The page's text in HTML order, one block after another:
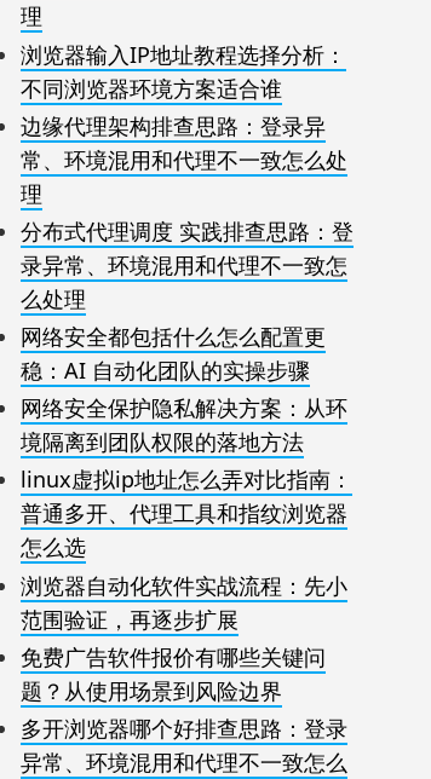
理
浏览器输入IP地址教程选择分析：
不同浏览器环境方案适合谁
边缘代理架构排查思路：登录异
常、环境混用和代理不一致怎么处
理
分布式代理调度 实践排查思路：登
录异常、环境混用和代理不一致怎
么处理
网络安全都包括什么怎么配置更
稳：AI 自动化团队的实操步骤
网络安全保护隐私解决方案：从环
境隔离到团队权限的落地方法
linux虚拟ip地址怎么弄对比指南：
普通多开、代理工具和指纹浏览器
怎么选
浏览器自动化软件实战流程：先小
范围验证，再逐步扩展
免费广告软件报价有哪些关键问
题？从使用场景到风险边界
多开浏览器哪个好排查思路：登录
异常、环境混用和代理不一致怎么